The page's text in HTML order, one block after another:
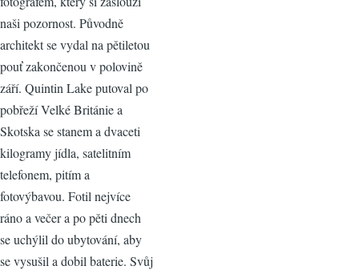
naši pozornost. Původně
architekt se vydal na pětiletou
pouť zakončenou v polovině
září. Quintin Lake putoval po
pobřeží Velké Británie a
Skotska se stanem a dvaceti
kilogramy jídla, satelitním
telefonem, pitím a
fotovýbavou. Fotil nejvíce
ráno a večer a po pěti dnech
se uchýlil do ubytování, aby
se vysušil a dobil baterie. Svůj